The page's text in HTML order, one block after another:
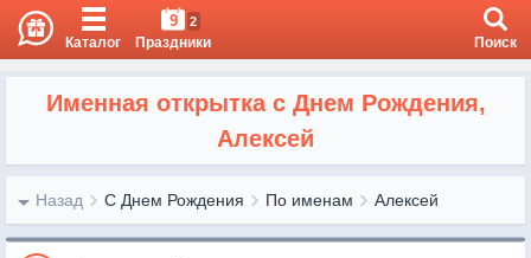
Каталог
9 2
Праздники Поиск
Именная открытка с Днем Рождения,
Алексей
Назад С Днем Рождения По именам Алексей